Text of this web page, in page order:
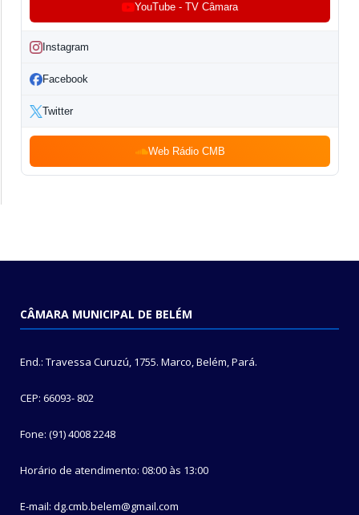
YouTube - TV Câmara
Instagram
Facebook
Twitter
Web Rádio CMB
CÂMARA MUNICIPAL DE BELÉM
End.: Travessa Curuzú, 1755. Marco, Belém, Pará.
CEP: 66093- 802
Fone: (91) 4008 2248
Horário de atendimento: 08:00 às 13:00
E-mail: dg.cmb.belem@gmail.com